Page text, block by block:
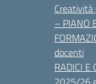
Creatività
– PIANO
docenti
RADICI E